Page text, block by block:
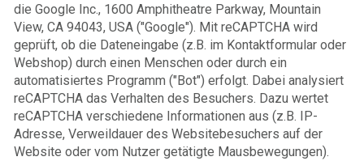
die Google Inc., 1600 Amphitheatre Parkway, Mountain
View, CA 94043, USA ("Google"). Mit reCAPTCHA wird
geprüft, ob die Dateneingabe (z.B. im Kontaktformular oder
Webshop) durch einen Menschen oder durch ein
automatisiertes Programm ("Bot") erfolgt. Dabei analysiert
reCAPTCHA das Verhalten des Besuchers. Dazu wertet
reCAPTCHA verschiedene Informationen aus (z.B. IP-
Adresse, Verweildauer des Websitebesuchers auf der
Website oder vom Nutzer getätigte Mausbewegungen).